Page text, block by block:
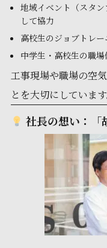
地域イベント（スタ
して協力
高校生のジョブトレ
中学生・高校生の職
工事現場や職場の空
とを大切にしています
社長の想い：「